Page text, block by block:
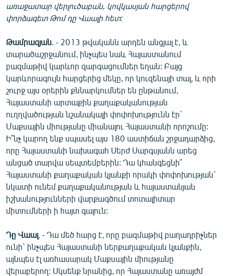
ԲԱՆԱՎԵՃ
ՁԳՏԵԼՈՎ ԼԱՎԱԳՈՒՅՆԻՆ
ՓՈԴՔԱՍԹ
Հայերեն
English
Русский
ՀԵՏԵՎԵՔ ՄԵԶ
«Ազատության» բոլոր կայքերը
առաջատար վերլուծաբան, կովկասյան հարցերով
փորձագետ Թոմ դը Վաալի հետ:
Թամրազյան . - 2013 թվականն արդեն անցյալ է, և
տարածաշրջանում, ինչպես նաև Հայաստանում
բազմաթիվ կարևոր զարգացումներ եղան: Բայց
կարևորագույն հարցերից մեկը, որ կուզենայի տալ, և որի
շուրջ այս օրերին քննարկումներ են ընթանում,
Հայաստանի արտաքին քաղաքականության
ուղղվածության նշանակալի փոփոխությունն էր`
Մաքսային միությանը միանալու Հայաստանի որոշումը:
Ի՞նչ կարող ենք սպասել այս 180 աստիճան շրջադարձից,
որը Հայաստանի նախագահ Սերժ Սարգսյանն արեց
անցած տարվա սեպտեմբերին: Դա կհանգեցնի՞
Հայաստանի քաղաքական կյանքի որակի փոփոխության`
նկատի ունեմ քաղաքականության և հայաստանյան
իշխանությունների վարքագծում տոտալիտար
միտումների ի հայտ գալուն:
Դը Վաալ . - Դա մեծ հարց է, որը բազմաթիվ բաղադրիչներ
ունի` ինչպես Հայաստանի ներքաղաքական կյանքին,
այնպես էլ առհասարակ Մաքսային միությանը
վերաբերող: Սկսենք նրանից, որ Հայաստանը առայժմ